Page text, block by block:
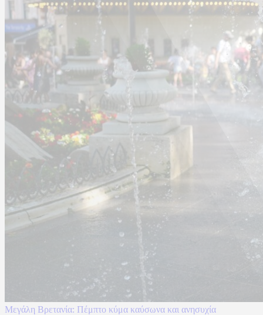
Μεγάλη Βρετανία: Πέμπτο κύμα καύσωνα και ανησυχία